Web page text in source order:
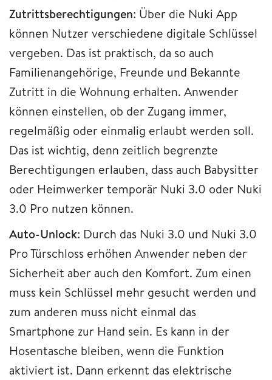
Zutrittsberechtigungen: Über die Nuki App
können Nutzer verschiedene digitale Schlüssel
vergeben. Das ist praktisch, da so auch
Familienangehörige, Freunde und Bekannte
Zutritt in die Wohnung erhalten. Anwender
können einstellen, ob der Zugang immer,
regelmäßig oder einmalig erlaubt werden soll.
Das ist wichtig, denn zeitlich begrenzte
Berechtigungen erlauben, dass auch Babysitter
oder Heimwerker temporär Nuki 3.0 oder Nuki
3.0 Pro nutzen können.
Auto-Unlock: Durch das Nuki 3.0 und Nuki 3.0
Pro Türschloss erhöhen Anwender neben der
Sicherheit aber auch den Komfort. Zum einen
muss kein Schlüssel mehr gesucht werden und
zum anderen muss nicht einmal das
Smartphone zur Hand sein. Es kann in der
Hosentasche bleiben, wenn die Funktion
aktiviert ist. Dann erkennt das elektrische